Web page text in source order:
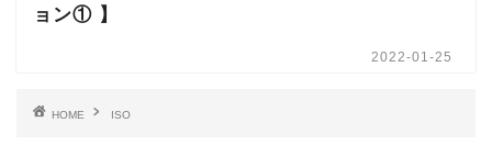
ョン① 】
2022-01-25
HOME ISO